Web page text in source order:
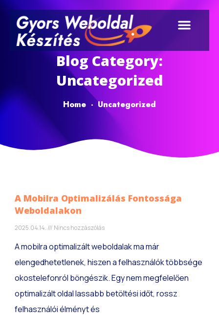
Blog Category:
Uncategorized
Home - Uncategorized
A Mobilra Optimalizálás Fontossága
Weboldalakon
2025.04.14. Nincs hozzászólás
A mobilra optimalizált weboldalak ma már
elengedhetetlenek, hiszen a felhasználók többsége
okostelefonról böngészik. Egy nem megfelelően
optimalizált oldal lassabb betöltési időt, rossz
felhasználói élményt és